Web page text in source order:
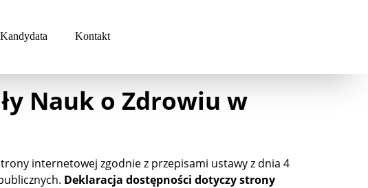
Kontakt
Nauk o Zdrowiu w
internetowej zgodnie z przepisami ustawy z dnia 4
Deklaracja dostępności dotyczy strony